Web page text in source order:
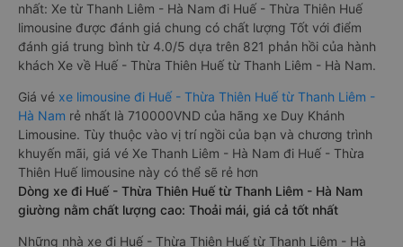
nhất: Xe từ Thanh Liêm - Hà Nam đi Huế - Thừa Thiên Huế
limousine được đánh giá chung có chất lượng Tốt với điểm
đánh giá trung bình từ 4.0/5 dựa trên 821 phản hồi của hành
khách Xe về Huế - Thừa Thiên Huế từ Thanh Liêm - Hà Nam.
Giá vé xe limousine đi Huế - Thừa Thiên Huế từ Thanh Liêm -
Hà Nam rẻ nhất là 710000VND của hãng xe Duy Khánh
Limousine. Tùy thuộc vào vị trí ngồi của bạn và chương trình
khuyến mãi, giá vé Xe Thanh Liêm - Hà Nam đi Huế - Thừa
Thiên Huế limousine này có thể sẽ rẻ hơn
Dòng xe đi Huế - Thừa Thiên Huế từ Thanh Liêm - Hà Nam
giường nằm chất lượng cao: Thoải mái, giá cả tốt nhất
Những nhà xe đi Huế - Thừa Thiên Huế từ Thanh Liêm - Hà